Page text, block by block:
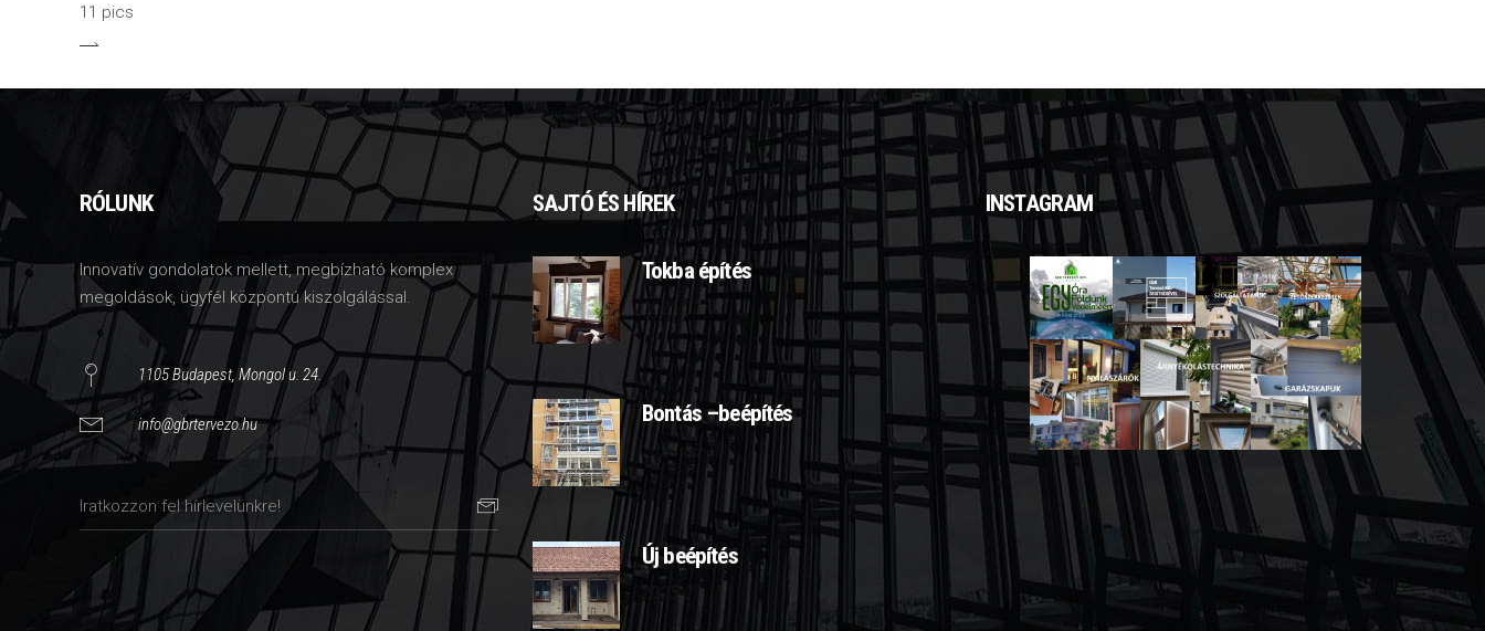
11 pics
RÓLUNK
Innovatív gondolatok mellett, megbízható komplex
megoldások, ügyfél központú kiszolgálással.
1105 Budapest, Mongol u. 24.
info@gbrtervezo.hu
SAJTÓ ÉS HÍREK
Tokba építés
2025-03-07
Bontás –beépítés
2025-03-10
Új beépítés
2025-03-11
INSTAGRAM